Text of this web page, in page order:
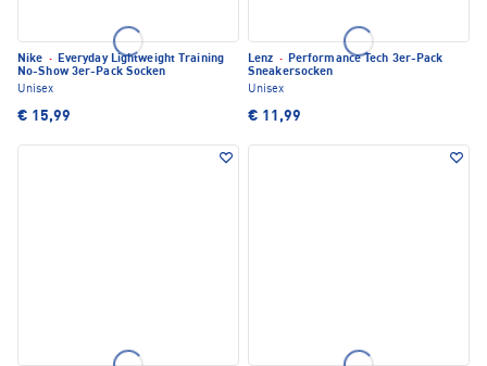
Nike · Everyday Lightweight Training
No-Show 3er-Pack Socken
Unisex
€ 15,99
Lenz · Performance Tech 3er-Pack
Sneakersocken
Unisex
€ 11,99